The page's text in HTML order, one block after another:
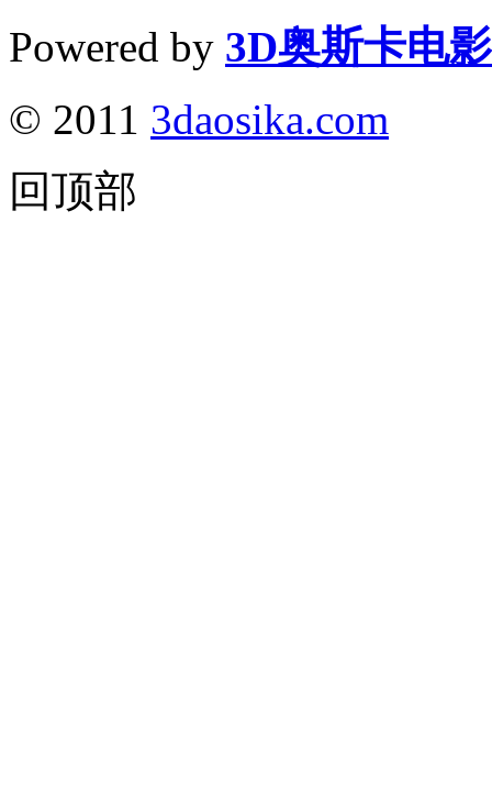
Powered by 3D奥斯卡电
© 2011 3daosika.com
回顶部